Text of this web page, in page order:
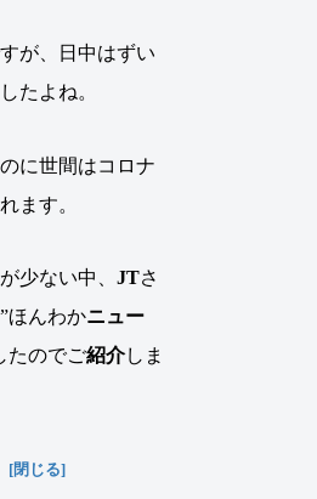
が、日中はずい
たよね。
に世間はコロナ
ます。
少ない中、JTさ
ほんわかニュー
たのでご紹介しま